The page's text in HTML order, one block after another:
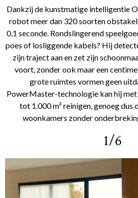
Dankzij de kunstmatige intelligentie
robot meer dan 320 soorten
0,1 seconde. Rondslingerend
poes of losliggende kabels? Hij
zijn traject aan en zet zijn
voort, zonder ook maar een
grote ruimtes vormen geen
PowerMaster-technologie kan hij
tot 1.000 m² reinigen, genoeg dus
woonkamers zonder
1/6